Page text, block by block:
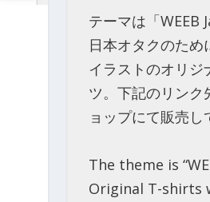
テーマは「WEEB
日本オタクのため
イラストのオリジ
ツ。下記のリンク
ョップにて販売し
The theme is
Original T-shirts